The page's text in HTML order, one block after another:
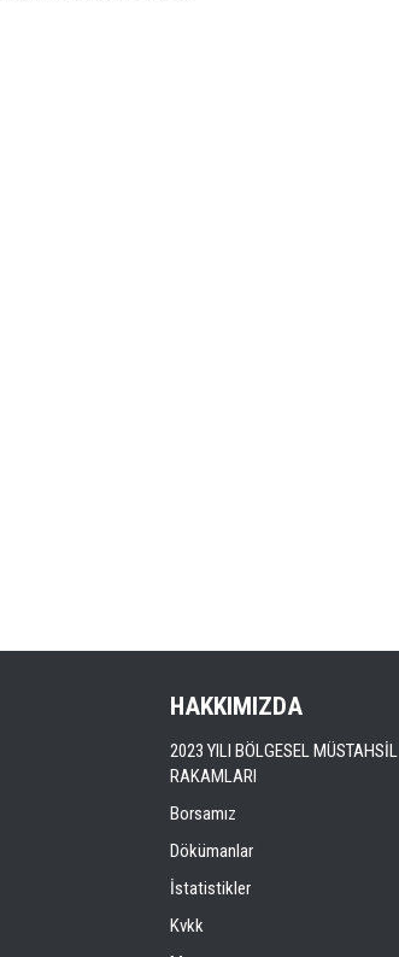
HAKKIMIZDA
2023 YILI BÖLGESEL MÜSTAHSİL
RAKAMLARI
Borsamız
Dökümanlar
İstatistikler
Kvkk